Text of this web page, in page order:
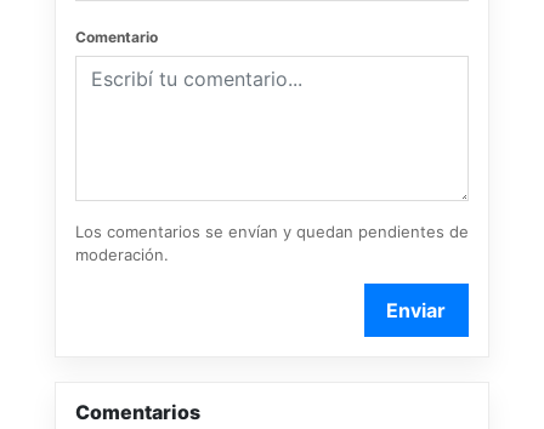
Comentario
Los comentarios se envían y quedan pendientes de
moderación.
Enviar
Comentarios